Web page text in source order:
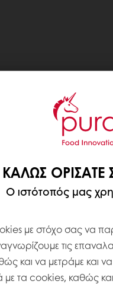
ΚΑΛΏΣ ΟΡΊΣΑΤΕ
Ο ιστότοπός μας
με στόχο σας να
τις
και να μετράμε και
με τα cookies, καθώς